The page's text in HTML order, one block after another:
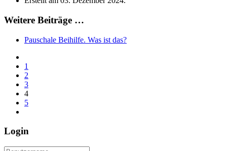
Weitere Beiträge …
Pauschale Beihilfe. Was ist das?
1
2
3
4
5
Login